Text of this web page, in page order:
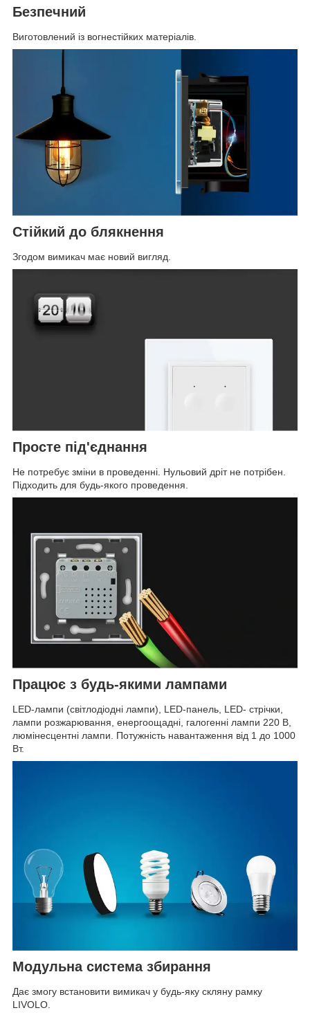
Безпечний
Виготовлений із вогнестійких матеріалів.
Стійкий до блякнення
Згодом вимикач має новий вигляд.
Просте під'єднання
Не потребує зміни в проведенні. Нульовий дріт не потрібен.
Підходить для будь-якого проведення.
Працює з будь-якими лампами
LED-лампи (світлодіодні лампи), LED-панель, LED- стрічки,
лампи розжарювання, енергоощадні, галогенні лампи 220 В,
люмінесцентні лампи. Потужність навантаження від 1 до 1000
Вт.
Модульна система збирання
Дає змогу встановити вимикач у будь-яку скляну рамку
LIVOLO.